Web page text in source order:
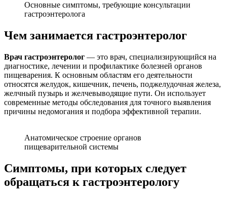
Основные симптомы, требующие консультации
гастроэнтеролога
Чем занимается гастроэнтеролог
Врач гастроэнтеролог — это врач, специализирующийся на
диагностике, лечении и профилактике болезней органов
пищеварения. К основным областям его деятельности
относятся желудок, кишечник, печень, поджелудочная железа,
желчный пузырь и желчевыводящие пути. Он использует
современные методы обследования для точного выявления
причины недомогания и подбора эффективной терапии.
Анатомическое строение органов
пищеварительной системы
Симптомы, при которых следует
обращаться к гастроэнтерологу